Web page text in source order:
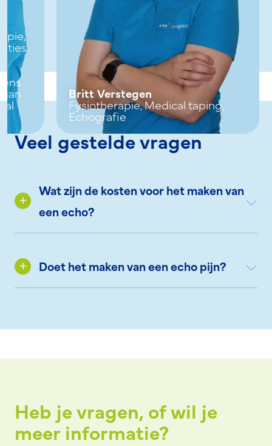
Britt Verstegen
Fysiotherapie, Medical taping,
Echografie
Veel gestelde vragen
Wat zijn de kosten voor het maken van
een echo?
Doet het maken van een echo pijn?
Heb je vragen, of wil je
meer informatie?